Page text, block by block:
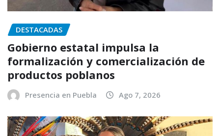
DESTACADAS
Gobierno estatal impulsa la
formalización y comercialización de
productos poblanos
Presencia en Puebla Ago 7, 2026